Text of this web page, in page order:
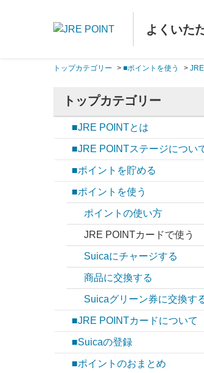
よくいた
トップカテゴリー > ■ポイントを使う >
トップカテゴリー
■JRE POINTとは
■JRE POINTステージについ
■ポイントを貯める
■ポイントを使う
ポイントの使い方
JRE POINTカードで使う
Suicaにチャージする
商品に交換する
Suicaグリーン券に交換す
■JRE POINTカードについて
■Suicaの登録
■ポイントのおまとめ